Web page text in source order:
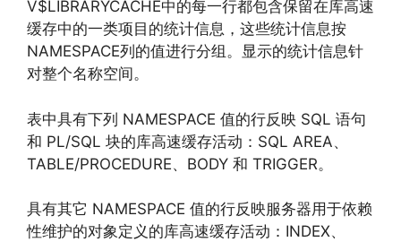
V$LIBRARYCACHE中的每一行都包含保留在库高速
缓存中的一类项目的统计信息，这些统计信息按
NAMESPACE列的值进行分组。显示的统计信息针
对整个名称空间。
表中具有下列 NAMESPACE 值的行反映 SQL 语句
和 PL/SQL 块的库高速缓存活动：SQL AREA、
TABLE/PROCEDURE、BODY 和 TRIGGER。
具有其它 NAMESPACE 值的行反映服务器用于依赖
性维护的对象定义的库高速缓存活动：INDEX、